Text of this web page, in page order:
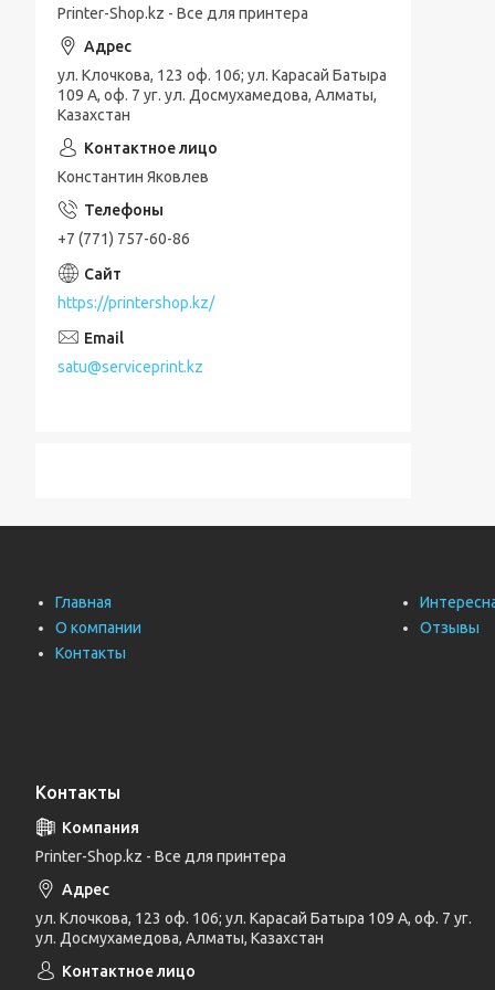
Printer-Shop.kz - Все для принтера
ул. Клочкова, 123 оф. 106; ул. Карасай Батыра
109 А, оф. 7 уг. ул. Досмухамедова, Алматы,
Казахстан
Константин Яковлев
+7 (771) 757-60-86
https://printershop.kz/
satu@serviceprint.kz
Главная
О компании
Контакты
Отзывы
Контакты
Printer-Shop.kz - Все для принтера
ул. Клочкова, 123 оф. 106; ул. Карасай Батыра 109 А, оф. 7 уг.
ул. Досмухамедова, Алматы, Казахстан